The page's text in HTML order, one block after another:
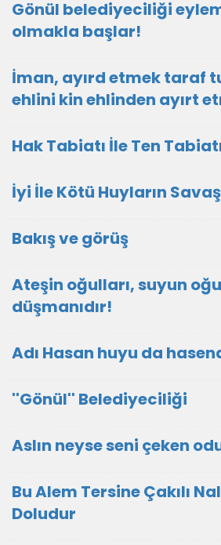
Gönül belediyeciliği
olmakla başlar!
İman, ayırd etmek taraf
ehlini kin ehlinden ayırt
Hak Tabiatı İle Ten
İyi İle Kötü Huyların
Bakış ve görüş
Ateşin oğulları, suyun
düşmanıdır!
Adı Hasan huyu da
''Gönül'' Belediyeciliği
Aslın neyse seni çeken
Bu Alem Tersine Çakılı
Doludur